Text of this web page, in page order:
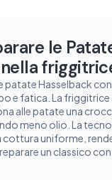
le
patate Hasselback
e fatica. La friggitrice
alle patate una
meno olio. La
cottura uniforme,
un classico